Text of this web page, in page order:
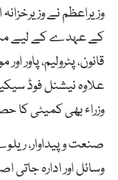
وزیراعظم نے
کے عہدے کے لیے
قانون، پٹرولیم، پاور
علاوہ نیشنل فوڈ
وزراء بھی کمیٹی کا
صنعت وپیداوار،
وسائل اور ادارہ